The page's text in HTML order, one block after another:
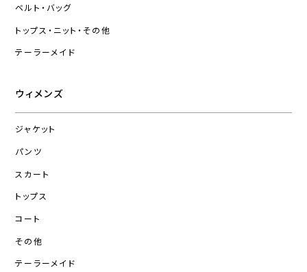
ベルト・バッグ
トップス・ニット・その他
テーラーメイド
ウィメンズ
ジャケット
パンツ
スカート
トップス
コート
その他
テーラーメイド